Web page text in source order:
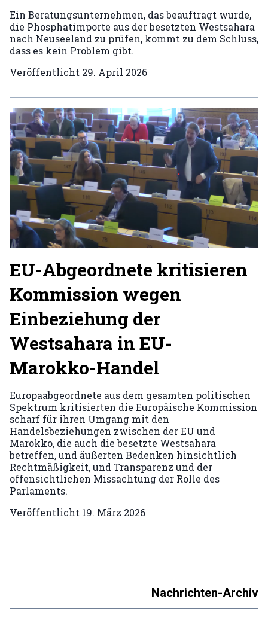
Ein Beratungsunternehmen, das beauftragt wurde,
die Phosphatimporte aus der besetzten Westsahara
nach Neuseeland zu prüfen, kommt zu dem Schluss,
dass es kein Problem gibt.
Veröffentlicht 29. April 2026
EU-Abgeordnete kritisieren
Kommission wegen
Einbeziehung der
Westsahara in EU-
Marokko-Handel
Europaabgeordnete aus dem gesamten politischen
Spektrum kritisierten die Europäische Kommission
scharf für ihren Umgang mit den
Handelsbeziehungen zwischen der EU und
Marokko, die auch die besetzte Westsahara
betreffen, und äußerten Bedenken hinsichtlich
Rechtmäßigkeit, und Transparenz und der
offensichtlichen Missachtung der Rolle des
Parlaments.
Veröffentlicht 19. März 2026
Nachrichten-Archiv